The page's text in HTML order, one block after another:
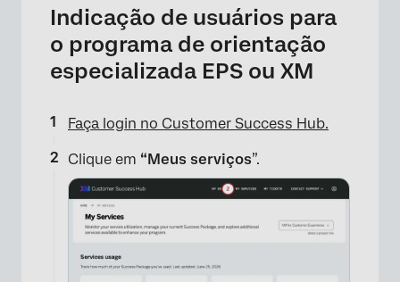
Indicação de usuários para
o programa de orientação
especializada EPS ou XM
Faça login no Customer Success Hub.
Clique em “Meus serviços”.